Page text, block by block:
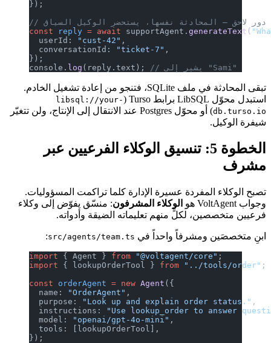
});
// دور لاحق — المحادثة نفسها، يستحضر الوكيل السياق
const
reply = await supportAgent.generateText (
  userId:
"cust-42"
  conversationId:
"ticket-7"
});
console. log (reply.text); // يشير إلى "Sami"
تبقى المحادثة في ملف SQLite، فتنجو من إعادة تشغيل الخادم.
استبدل محوّل LibSQL برابط Turso (‏
libsql://your-
db.turso.io
‏) أو محوّل Postgres عند الانتقال إلى الإنتاج، ولن تتغيّر
شيفرة الوكيل.
الخطوة 5: تنسيق الوكلاء الفرعيين عبر
مشرف
تصبح الوكلاء المفردة عسيرة الإدارة كلما تراكمت المسؤوليات.
وجواب VoltAgent هو
الوكلاء المشرفون: منسّق يفوّض إلى وكلاء
فرعيين متخصصين، لكلٍّ منهم تعليماته الضيقة وأدواته.
ابنِ متخصصَين ومشرفاً واحداً في src/agents/team.ts
:
import { Agent } from "@voltagent/core"
import { lookupOrderTool } from "../tools/order"
const orderAgent = new Agent ({
  name:
"OrderAgent"
  purpose:
"Look up and explain order status."
  instructions:
"Use lookup_order to answer
  model:
"openai/gpt-4o-mini"
  tools: [lookupOrderTool],
});